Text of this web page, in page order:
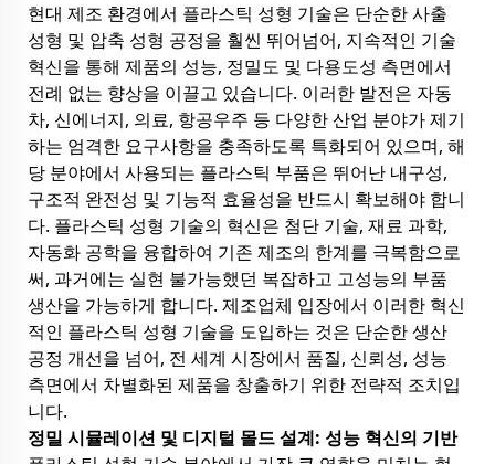
현대 제조 환경에서 플라스틱 성형 기술은 단순한 사출
성형 및 압축 성형 공정을 훨씬 뛰어넘어, 지속적인 기술
혁신을 통해 제품의 성능, 정밀도 및 다용도성 측면에서
전례 없는 향상을 이끌고 있습니다. 이러한 발전은 자동
차, 신에너지, 의료, 항공우주 등 다양한 산업 분야가 제기
하는 엄격한 요구사항을 충족하도록 특화되어 있으며, 해
당 분야에서 사용되는 플라스틱 부품은 뛰어난 내구성,
구조적 완전성 및 기능적 효율성을 반드시 확보해야 합니
다. 플라스틱 성형 기술의 혁신은 첨단 기술, 재료 과학,
자동화 공학을 융합하여 기존 제조의 한계를 극복함으로
써, 과거에는 실현 불가능했던 복잡하고 고성능의 부품
생산을 가능하게 합니다. 제조업체 입장에서 이러한 혁신
적인 플라스틱 성형 기술을 도입하는 것은 단순한 생산
공정 개선을 넘어, 전 세계 시장에서 품질, 신뢰성, 성능
측면에서 차별화된 제품을 창출하기 위한 전략적 조치입
니다.
정밀 시뮬레이션 및 디지털 몰드 설계: 성능 혁신의 기반